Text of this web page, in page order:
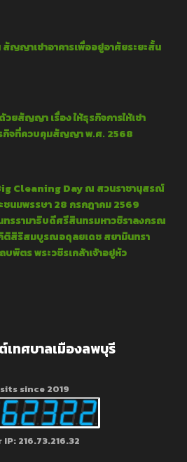
ญญาเช่าอาคารเพื่ออยู่อาศัยระยะสั้น
ยสัญญา เรื่อง ให้ธุรกิจการให้เช่า
กิจที่ควบคุมสัญญา พ.ศ. 2568
Cleaning Day ณ สวนราชานุสรณ์
ชนมพรรษา 28 กรกฎาคม 2569
ทรรามาธิบดีศรีสินทรมหาวชิราลงกรณ
ติสิริสมบูรณอดุลยเดช สยามินทรา
บพิตร พระวชิรเกล้าเจ้าอยู่หัว
เทศบาลเมืองลพบุรี
since 2019
IP: 216.73.216.32